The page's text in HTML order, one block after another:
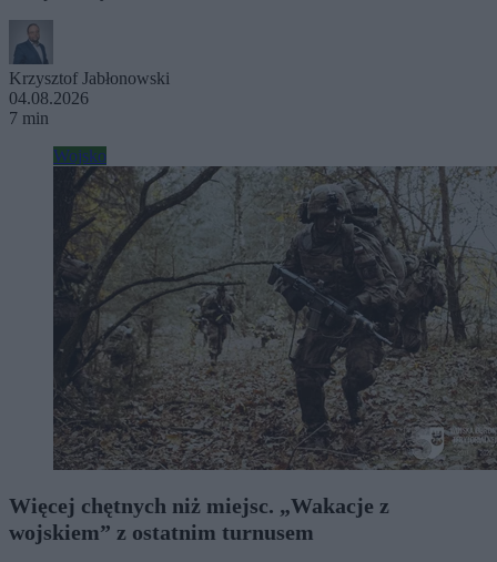
Krzysztof Jabłonowski
04.08.2026
7 min
Wojsko
Więcej chętnych niż miejsc. „Wakacje z
wojskiem” z ostatnim turnusem